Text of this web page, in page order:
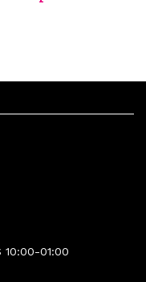
10:00-01:00